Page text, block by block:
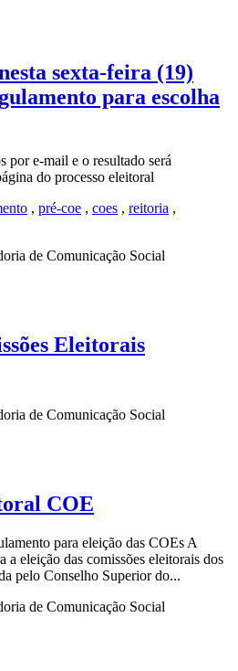
sexta-feira (19)
para escolha
por e-mail e o resultado será
do processo eleitoral
, pré-coe , coes , reitoria ,
de Comunicação Social
Eleitorais
de Comunicação Social
COE
para eleição das COEs A
a eleição das comissões eleitorais dos
pelo Conselho Superior do...
de Comunicação Social